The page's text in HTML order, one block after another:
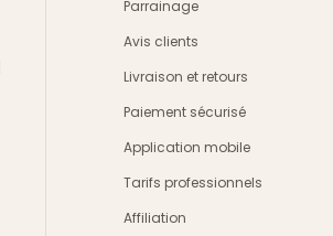
Parrainage
Avis clients
Livraison et retours
Paiement sécurisé
Application mobile
Tarifs professionnels
Affiliation